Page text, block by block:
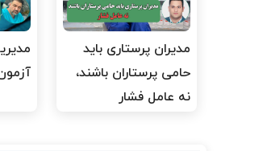
مدیران پرستاری باید
حامی پرستاران باشند،
نه عامل فشار